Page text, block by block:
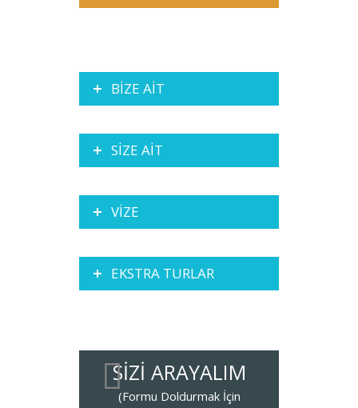
BİZE AİT
SİZE AİT
VİZE
EKSTRA TURLAR
SİZİ ARAYALIM